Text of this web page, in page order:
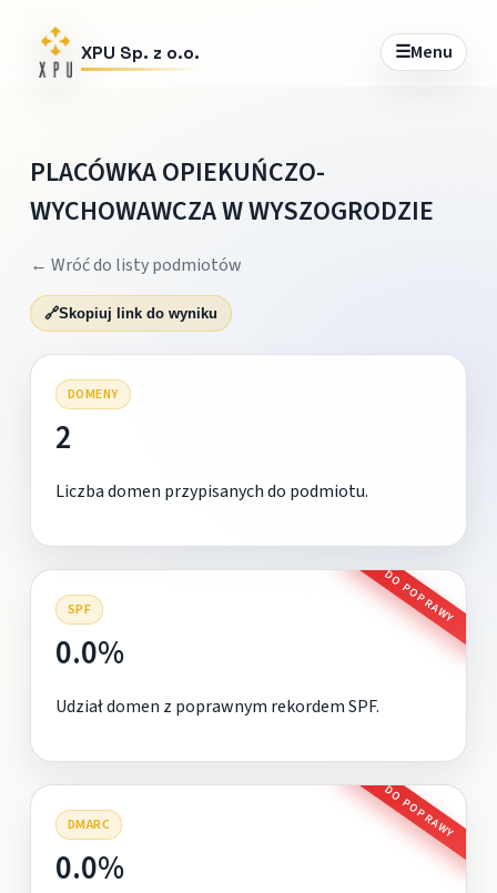
XPU Sp. z o.o. ☰Menu
PLACÓWKA OPIEKUŃCZO-
WYCHOWAWCZA W WYSZOGRODZIE
← Wróć do listy podmiotów
🔗Skopiuj link do wyniku
DOMENY
2
Liczba domen przypisanych do podmiotu.
SPF DO POPRAWY
0.0%
Udział domen z poprawnym rekordem SPF.
DMARC DO POPRAWY
0.0%